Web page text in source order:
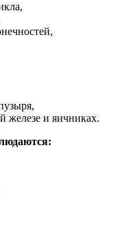
железе и яичниках.